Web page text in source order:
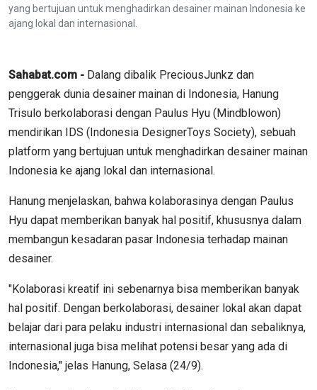
yang bertujuan untuk menghadirkan desainer mainan Indonesia ke
ajang lokal dan internasional.
Sahabat.com - Dalang dibalik PreciousJunkz dan
penggerak dunia desainer mainan di Indonesia, Hanung
Trisulo berkolaborasi dengan Paulus Hyu (Mindblowon)
mendirikan IDS (Indonesia DesignerToys Society), sebuah
platform yang bertujuan untuk menghadirkan desainer mainan
Indonesia ke ajang lokal dan internasional.
Hanung menjelaskan, bahwa kolaborasinya dengan Paulus
Hyu dapat memberikan banyak hal positif, khususnya dalam
membangun kesadaran pasar Indonesia terhadap mainan
desainer.
"Kolaborasi kreatif ini sebenarnya bisa memberikan banyak
hal positif. Dengan berkolaborasi, desainer lokal akan dapat
belajar dari para pelaku industri internasional dan sebaliknya,
internasional juga bisa melihat potensi besar yang ada di
Indonesia," jelas Hanung, Selasa (24/9).